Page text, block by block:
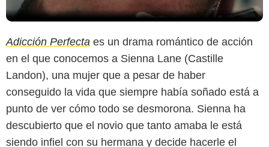
Adicción Perfecta es un drama romántico de acción
en el que conocemos a Sienna Lane (Castille
Landon), una mujer que a pesar de haber
conseguido la vida que siempre había soñado está a
punto de ver cómo todo se desmorona. Sienna ha
descubierto que el novio que tanto amaba le está
siendo infiel con su hermana y decide hacerle el